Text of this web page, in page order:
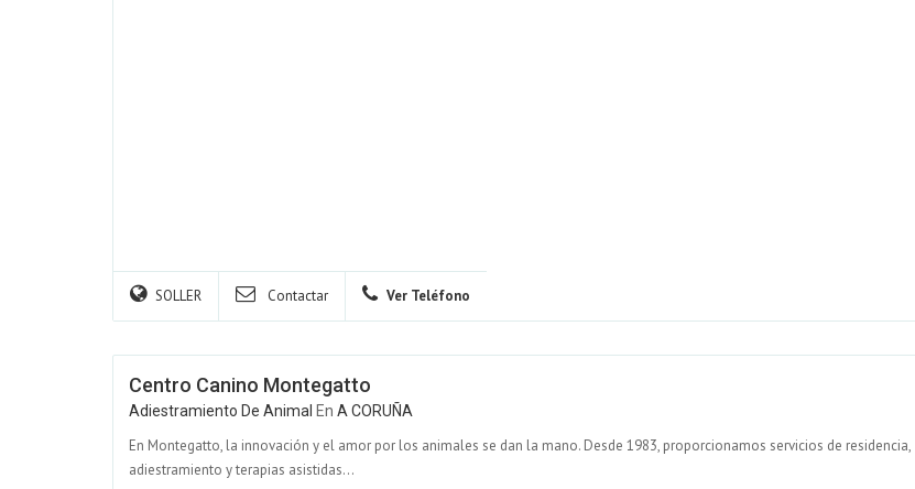
SOLLER Contactar Ver Teléfono
Centro Canino Montegatto
Adiestramiento De Animal En A CORUÑA
En Montegatto, la innovación y el amor por los animales se dan la mano. Desde 1983, proporcionamos servicios de residencia,
adiestramiento y terapias asistidas...